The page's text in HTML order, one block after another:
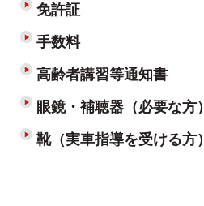
免許証
手数料
高齢者講習等通知書
眼鏡・補聴器（必要な方）
靴（実車指導を受ける方）